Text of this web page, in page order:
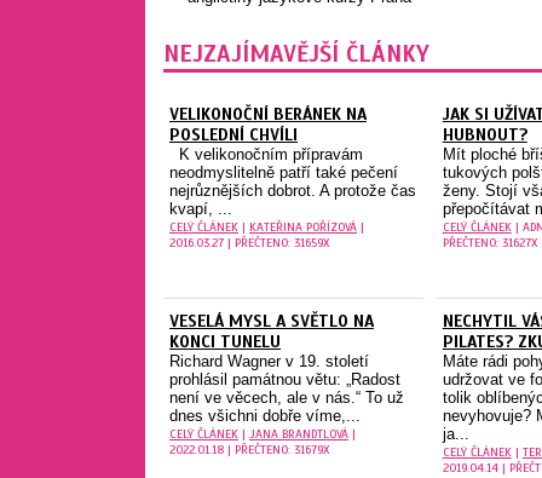
NEJZAJÍMAVĚJŠÍ ČLÁNKY
VELIKONOČNÍ BERÁNEK NA
POSLEDNÍ CHVÍLI
K velikonočním přípravám
neodmyslitelně patří také pečení
nejrůznějších dobrot. A protože čas
kvapí, ...
CELÝ ČLÁNEK | KATEŘINA POŘÍZOVÁ |
2016.03.27 | PŘEČTENO: 31659X
JAK SI
HUBNOUT?
Mít ploché
tukových
ženy. Stojí
přepočítávat
CELÝ ČLÁNEK|
PŘEČTENO: 31627X
VESELÁ MYSL A SVĚTLO NA
KONCI TUNELU
Richard Wagner v 19. století
prohlásil památnou větu: „Radost
není ve věcech, ale v nás.“ To už
dnes všichni dobře víme,...
CELÝ ČLÁNEK | JANA BRANDTLOVÁ |
2022.01.18 | PŘEČTENO: 31679X
NECHYTIL
PILATES?
Máte rádi
udržovat ve
tolik
nevyhovuje?
ja...
CELÝ ČLÁNEK|
2019.04.14 |